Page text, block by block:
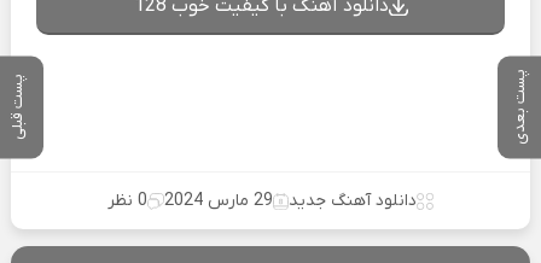
پست بعدی پست قبلی
دانلود آهنگ با کیفیت خوب 128
دانلود آهنگ جدید 29 مارس 2024 0 نظر